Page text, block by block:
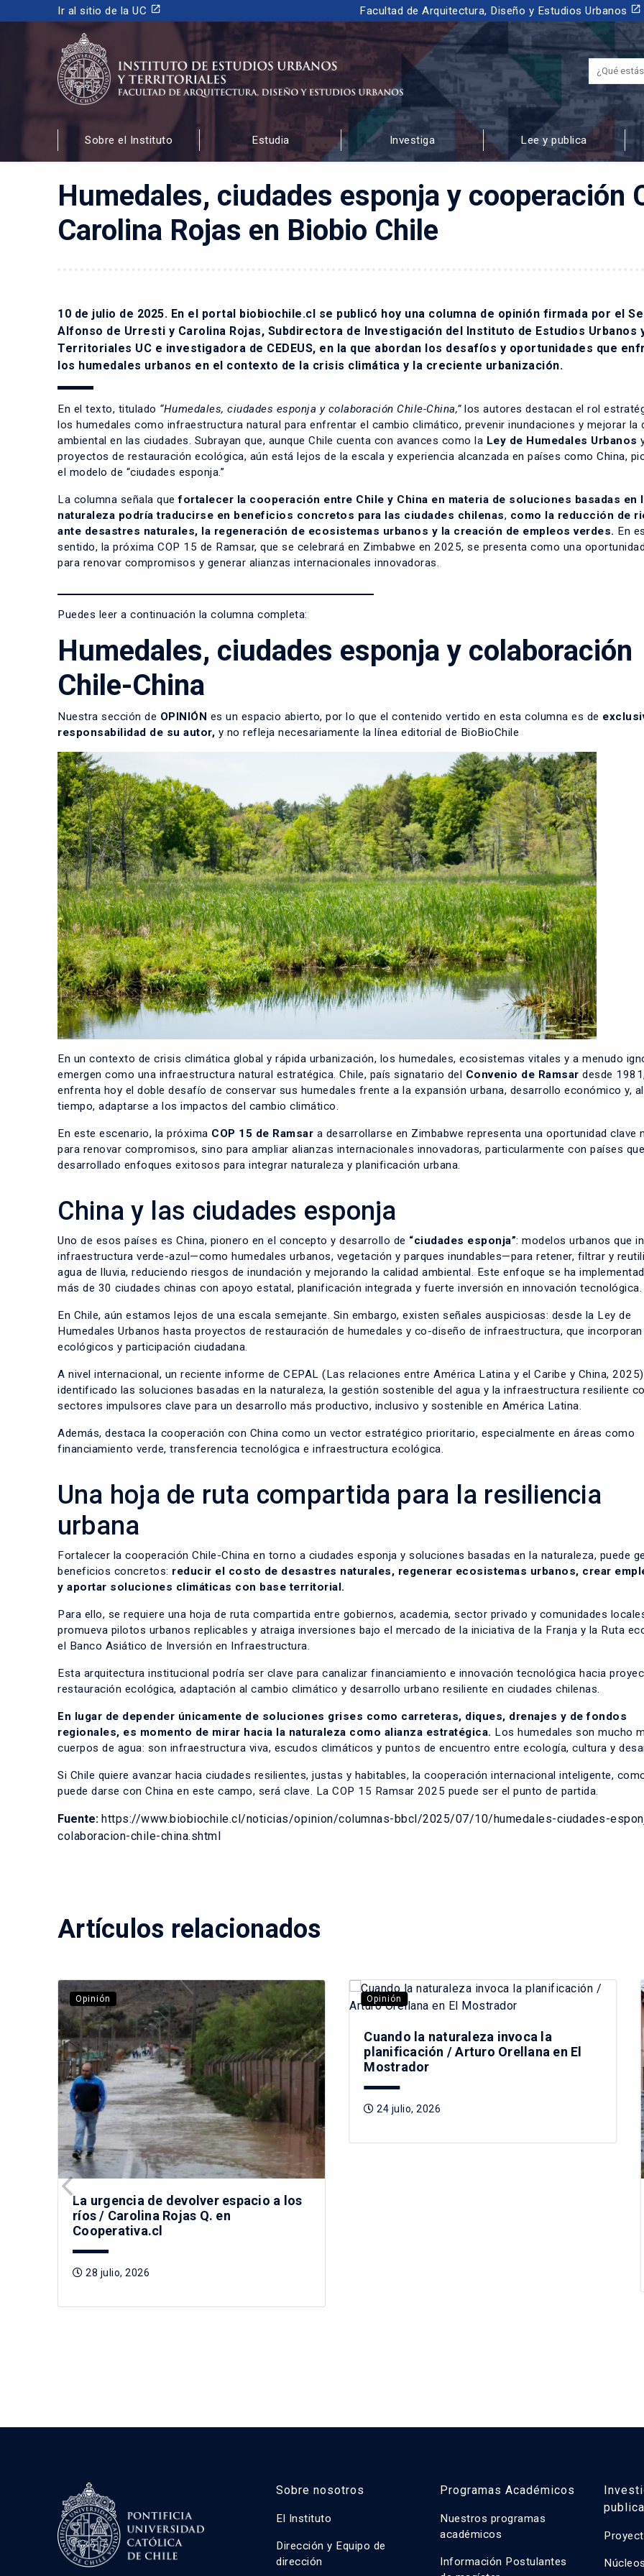
Ir al sitio de la UC launch Facultad de Arquitectura, Diseño y Estudios Urbanos launch
INSTITUTO DE ESTUDIOS URBANOS
Y TERRITORIALES
FACULTAD DE ARQUITECTURA, DISEÑO Y ESTUDIOS URBANOS
Sobre el Instituto Estudia Investiga Lee y publica
Humedales, ciudades esponja y cooperación
Carolina Rojas en Biobio Chile
10 de julio de 2025. En el portal biobiochile.cl se publicó hoy una columna de opinión firmada por el
Alfonso de Urresti y Carolina Rojas, Subdirectora de Investigación del Instituto de Estudios Urbanos
Territoriales UC e investigadora de CEDEUS, en la que abordan los desafíos y oportunidades que
los humedales urbanos en el contexto de la crisis climática y la creciente urbanización.
En el texto, titulado “Humedales, ciudades esponja y colaboración Chile-China,”los autores destacan el rol
los humedales como infraestructura natural para enfrentar el cambio climático, prevenir inundaciones y mejorar la
ambiental en las ciudades. Subrayan que, aunque Chile cuenta con avances como la Ley de Humedales Urbanos
proyectos de restauración ecológica, aún está lejos de la escala y experiencia alcanzada en países como China,
el modelo de “ciudades esponja.”
La columna señala quefortalecer la cooperación entre Chile y China en materia de soluciones basadas en
naturaleza podría traducirse en beneficios concretos para las ciudades chilenas, como la reducción de
ante desastres naturales, la regeneración de ecosistemas urbanos y la creación de empleos verdes. En
sentido, la próxima COP 15 de Ramsar, que se celebrará en Zimbabwe en 2025, se presenta como una
para renovar compromisos y generar alianzas internacionales innovadoras.
Puedes leer a continuación la columna completa:
Humedales, ciudades esponja y colaboración
Chile-China
Nuestra sección de OPINIÓN es un espacio abierto, por lo que el contenido vertido en esta columna es de
responsabilidad de su autor, y no refleja necesariamente la línea editorial de BioBioChile
En un contexto de crisis climática global y rápida urbanización, los humedales, ecosistemas vitales y a menudo
emergen como una infraestructura natural estratégica. Chile, país signatario del Convenio de Ramsar desde
enfrenta hoy el doble desafío de conservar sus humedales frente a la expansión urbana, desarrollo económico y,
tiempo, adaptarse a los impactos del cambio climático.
En este escenario, la próxima COP 15 de Ramsar a desarrollarse en Zimbabwe representa una oportunidad clave
para renovar compromisos, sino para ampliar alianzas internacionales innovadoras, particularmente con países
desarrollado enfoques exitosos para integrar naturaleza y planificación urbana.
China y las ciudades esponja
Uno de esos países es China, pionero en el concepto y desarrollo de “ciudades esponja”: modelos urbanos que
infraestructura verde-azul—como humedales urbanos, vegetación y parques inundables—para retener, filtrar y
agua de lluvia, reduciendo riesgos de inundación y mejorando la calidad ambiental. Este enfoque se ha
más de 30 ciudades chinas con apoyo estatal, planificación integrada y fuerte inversión en innovación tecnológica.
En Chile, aún estamos lejos de una escala semejante. Sin embargo, existen señales auspiciosas: desde la Ley de
Humedales Urbanos hasta proyectos de restauración de humedales y co-diseño de infraestructura, que
ecológicos y participación ciudadana.
A nivel internacional, un reciente informe de CEPAL (Las relaciones entre América Latina y el Caribe y China,
identificado las soluciones basadas en la naturaleza, la gestión sostenible del agua y la infraestructura resiliente
sectores impulsores clave para un desarrollo más productivo, inclusivo y sostenible en América Latina.
Además, destaca la cooperación con China como un vector estratégico prioritario, especialmente en áreas como
financiamiento verde, transferencia tecnológica e infraestructura ecológica.
Una hoja de ruta compartida para la resiliencia
urbana
Fortalecer la cooperación Chile-China en torno a ciudades esponja y soluciones basadas en la naturaleza, puede
beneficios concretos: reducir el costo de desastres naturales, regenerar ecosistemas urbanos, crear
y aportar soluciones climáticas con base territorial.
Para ello, se requiere una hoja de ruta compartida entre gobiernos, academia, sector privado y comunidades
promueva pilotos urbanos replicables y atraiga inversiones bajo el mercado de la iniciativa de la Franja y la Ruta
el Banco Asiático de Inversión en Infraestructura.
Esta arquitectura institucional podría ser clave para canalizar financiamiento e innovación tecnológica hacia
restauración ecológica, adaptación al cambio climático y desarrollo urbano resiliente en ciudades chilenas.
En lugar de depender únicamente de soluciones grises como carreteras, diques, drenajes y de fondos
regionales, es momento de mirar hacia la naturaleza como alianza estratégica. Los humedales son mucho
cuerpos de agua: son infraestructura viva, escudos climáticos y puntos de encuentro entre ecología, cultura y
Si Chile quiere avanzar hacia ciudades resilientes, justas y habitables, la cooperación internacional inteligente,
puede darse con China en este campo, será clave. La COP 15 Ramsar 2025 puede ser el punto de partida.
Fuente: https://www.biobiochile.cl/noticias/opinion/columnas-bbcl/2025/07/10/humedales-ciudades-
colaboracion-chile-china.shtml
Artículos relacionados
Opinión
La urgencia de devolver espacio a los
ríos / Carolina Rojas Q. en
Cooperativa.cl
28 julio, 2026
Opinión
Cuando la naturaleza invoca la
planificación / Arturo Orellana en El
Mostrador
24 julio, 2026
Sobre nosotros
El Instituto
Dirección y Equipo de
dirección
Programas Académicos
Nuestros programas
académicos
Información Postulantes